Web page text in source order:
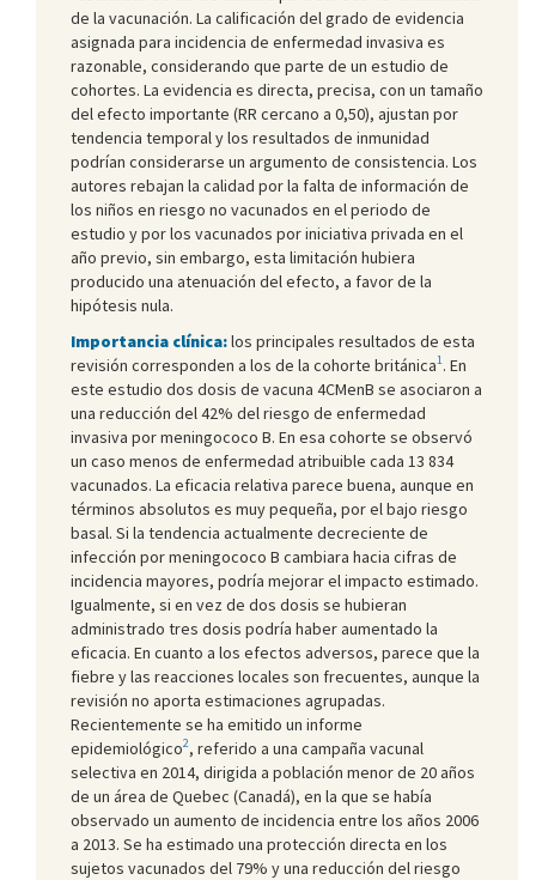
de la vacunación. La calificación del grado de evidencia
asignada para incidencia de enfermedad invasiva es
razonable, considerando que parte de un estudio de
cohortes. La evidencia es directa, precisa, con un tamaño
del efecto importante (RR cercano a 0,50), ajustan por
tendencia temporal y los resultados de inmunidad
podrían considerarse un argumento de consistencia. Los
autores rebajan la calidad por la falta de información de
los niños en riesgo no vacunados en el periodo de
estudio y por los vacunados por iniciativa privada en el
año previo, sin embargo, esta limitación hubiera
producido una atenuación del efecto, a favor de la
hipótesis nula.
Importancia clínica:los principales resultados de esta
revisión corresponden a los de la cohorte británica1. En
este estudio dos dosis de vacuna 4CMenB se asociaron a
una reducción del 42% del riesgo de enfermedad
invasiva por meningococo B. En esa cohorte se observó
un caso menos de enfermedad atribuible cada 13 834
vacunados. La eficacia relativa parece buena, aunque en
términos absolutos es muy pequeña, por el bajo riesgo
basal. Si la tendencia actualmente decreciente de
infección por meningococo B cambiara hacia cifras de
incidencia mayores, podría mejorar el impacto estimado.
Igualmente, si en vez de dos dosis se hubieran
administrado tres dosis podría haber aumentado la
eficacia. En cuanto a los efectos adversos, parece que la
fiebre y las reacciones locales son frecuentes, aunque la
revisión no aporta estimaciones agrupadas.
Recientemente se ha emitido un informe
epidemiológico2, referido a una campaña vacunal
selectiva en 2014, dirigida a población menor de 20 años
de un área de Quebec (Canadá), en la que se había
observado un aumento de incidencia entre los años 2006
a 2013. Se ha estimado una protección directa en los
sujetos vacunados del 79% y una reducción del riesgo